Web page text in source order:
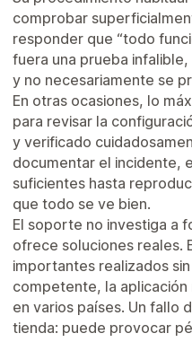
comprobar
responder que “todo
fuera una prueba
y no necesariamente se
En otras ocasiones, lo
para revisar la
y verificado
documentar el incidente,
suficientes hasta
que todo se ve bien.
El soporte no investiga a
ofrece soluciones reales.
importantes realizados
competente, la
en varios países. Un fallo
tienda: puede provocar